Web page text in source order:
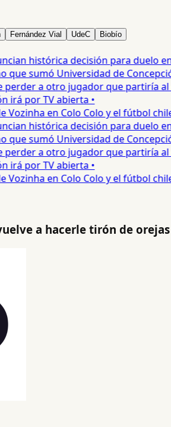
Fernández Vial UdeC Biobío
histórica decisión para duelo
sumó Universidad de Concepción
a otro jugador que partiría al
por TV abierta •
en Colo Colo y el fútbol
histórica decisión para duelo
sumó Universidad de Concepción
a otro jugador que partiría al
por TV abierta •
en Colo Colo y el fútbol
a hacerle tirón de